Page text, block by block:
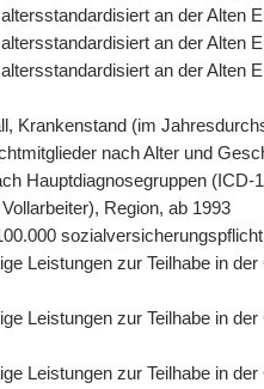
an der
an der
an der
Krankenstand (im
nach Alter und
Hauptdiagnosegruppen
Region, ab 1993
Leistungen zur Teilhabe in
Leistungen zur Teilhabe in
Leistungen zur Teilhabe in